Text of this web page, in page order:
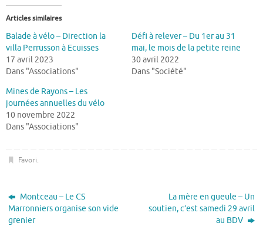
Articles similaires
Balade à vélo – Direction la
villa Perrusson à Ecuisses
17 avril 2023
Dans "Associations"
Défi à relever – Du 1er au 31
mai, le mois de la petite reine
30 avril 2022
Dans "Société"
Mines de Rayons – Les
journées annuelles du vélo
10 novembre 2022
Dans "Associations"
Favori.
Montceau – Le CS
Marronniers organise son vide
grenier
La mère en gueule – Un
soutien, c’est samedi 29 avril
au BDV